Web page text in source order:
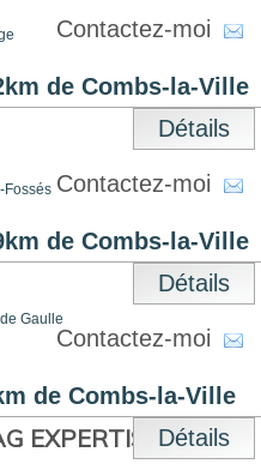
de Combs-la-Ville
Contactez-moi
Fossés
de Combs-la-Ville
Détails
Contactez-moi
Gaulle
de Combs-la-Ville
Détails
Contactez-moi
EXPERTISESDétails